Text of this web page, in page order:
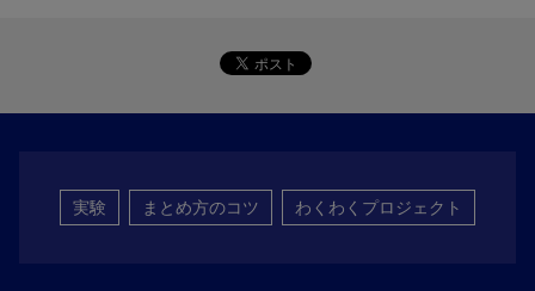
実験 まとめ方のコツ わくわくプロジェクト